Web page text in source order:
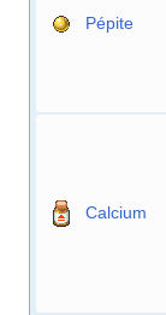
Pépite
Calcium